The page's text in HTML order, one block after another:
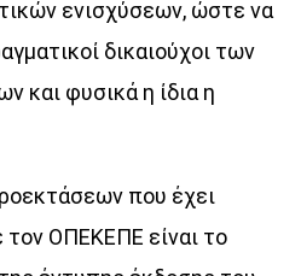
ενισχύσεων, ώστε να
δικαιούχοι των
και φυσικά η ίδια η
που έχει
τον ΟΠΕΚΕΠΕ είναι το